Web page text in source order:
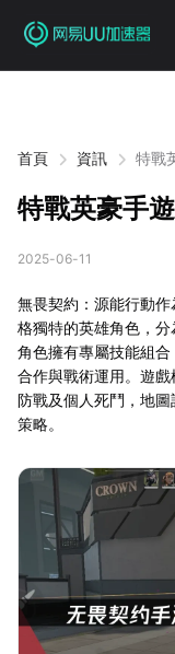
首頁 資訊 特戰
特戰英豪手
2025-06-11
無畏契約：源能行動
格獨特的英雄角色，
角色擁有專屬技能組
合作與戰術運用。遊
防戰及個人死鬥，地
策略。